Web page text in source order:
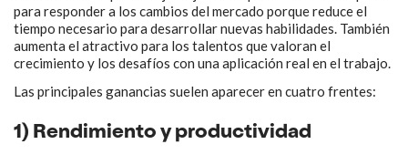
para responder a los cambios del mercado porque reduce el
tiempo necesario para desarrollar nuevas habilidades. También
aumenta el atractivo para los talentos que valoran el
crecimiento y los desafíos con una aplicación real en el trabajo.
Las principales ganancias suelen aparecer en cuatro frentes:
1) Rendimiento y productividad